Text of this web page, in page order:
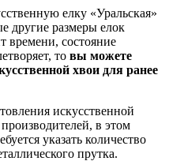
елку «Уральская»
другие размеры елок
времени, состояние
то вы можете
хвои для ранее
искусственной
в этом
указать количество
прутка.